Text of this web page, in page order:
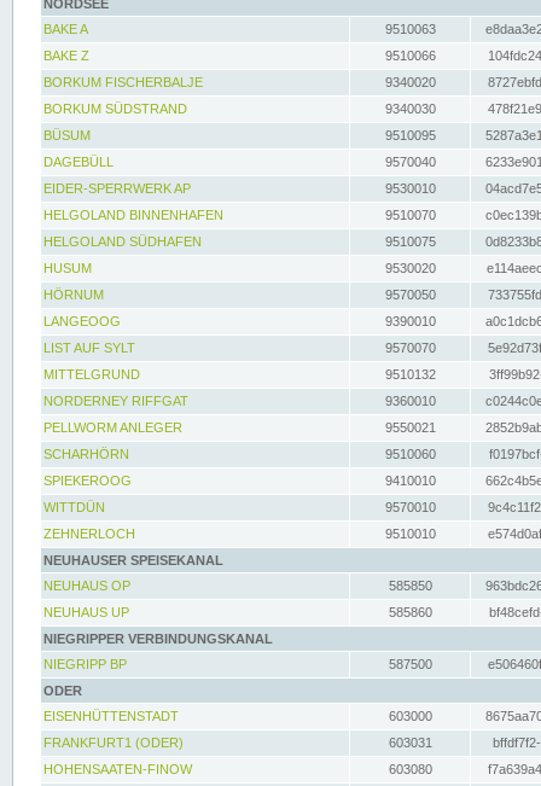
NORDSEE
BAKE A
9510063
BAKE Z
9510066
BORKUM FISCHERBALJE
9340020
BORKUM SÜDSTRAND
9340030
BÜSUM
9510095
DAGEBÜLL
9570040
EIDER-SPERRWERK AP
9530010
HELGOLAND BINNENHAFEN
9510070
HELGOLAND SÜDHAFEN
9510075
HUSUM
9530020
HÖRNUM
9570050
LANGEOOG
9390010
LIST AUF SYLT
9570070
MITTELGRUND
9510132
NORDERNEY RIFFGAT
9360010
PELLWORM ANLEGER
9550021
SCHARHÖRN
9510060
SPIEKEROOG
9410010
WITTDÜN
9570010
ZEHNERLOCH
9510010
NEUHAUSER SPEISEKANAL
NEUHAUS OP
585850
NEUHAUS UP
585860
NIEGRIPPER VERBINDUNGSKANAL
NIEGRIPP BP
587500
ODER
EISENHÜTTENSTADT
603000
FRANKFURT1 (ODER)
603031
HOHENSAATEN-FINOW
603080